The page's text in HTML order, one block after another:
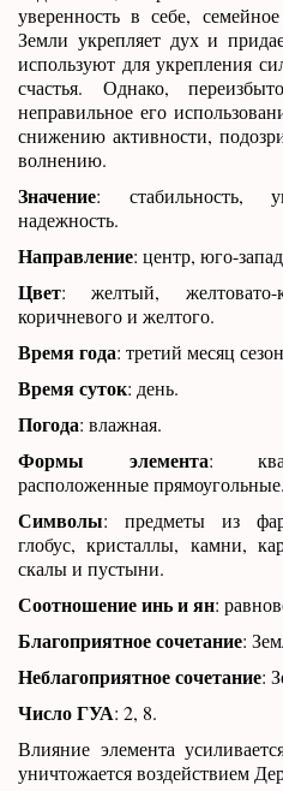
уверенность в себе,
Земли укрепляет дух и
используют для укрепления
счастья. Однако,
неправильное его
снижению активности,
волнению.
Значение: стабильность,
надежность.
Направление: центр, юго-
Цвет: желтый, желтовато-
коричневого и желтого.
Время года: третий месяц
Время суток: день.
Погода: влажная.
Формы элемента:
расположенные прямоугольные.
Символы: предметы из
глобус, кристаллы, камни,
скалы и пустыни.
Соотношение инь и ян:
Благоприятное сочетание:
Неблагоприятное сочетание:
Число ГУА: 2, 8.
Влияние элемента
уничтожается воздействием